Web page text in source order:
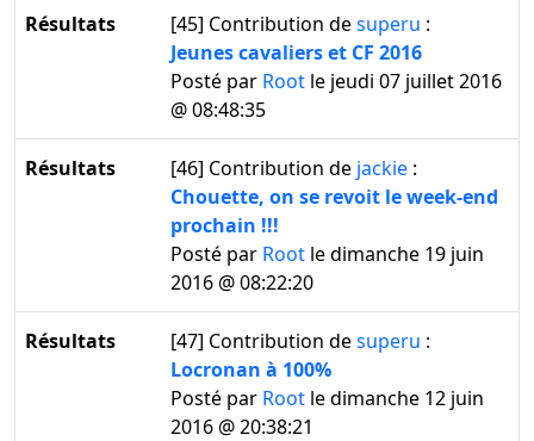
Résultats [45] Contribution desuperu :
Jeunes cavaliers et CF 2016
Posté par Rootle jeudi 07 juillet 2016
@ 08:48:35
Résultats [46] Contribution de jackie:
Chouette, on se revoit le week-end
prochain !!!
Posté par Rootle dimanche 19 juin
2016 @ 08:22:20
Résultats [47] Contribution desuperu :
Locronan à 100%
Posté par Rootle dimanche 12 juin
2016 @ 20:38:21